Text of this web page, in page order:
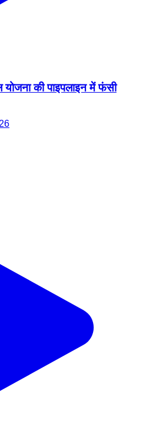
योजना की पाइपलाइन में फंसी